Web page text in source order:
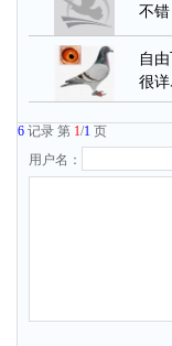
不错
自
很
6 记录 第 1/1 页
用户名：